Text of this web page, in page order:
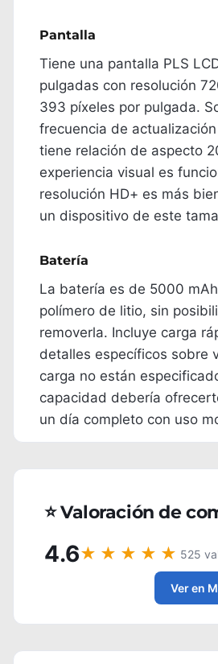
Pantalla
Tiene una pantalla PLS
pulgadas con resolución
393 píxeles por pulgada.
frecuencia de
tiene relación de aspecto
experiencia visual es
resolución HD+ es más
un dispositivo de este
Batería
La batería es de 5000
polímero de litio, sin
removerla. Incluye carga
detalles específicos sobre
carga no están
capacidad debería
un día completo con uso
⭐ Valoración de
4.6★★★★★ 525
Ver en